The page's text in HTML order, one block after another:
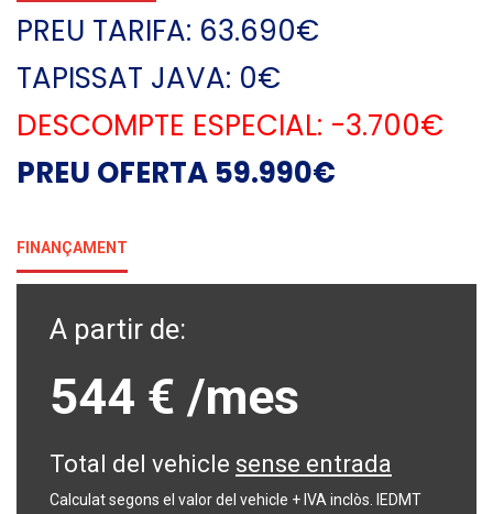
PREU TARIFA: 63.690€
TAPISSAT JAVA: 0€
DESCOMPTE ESPECIAL: -3.700€
PREU OFERTA 59.990€
FINANÇAMENT
A partir de:
544 € /mes
Total del vehicle sense entrada
Calculat segons el valor del vehicle + IVA inclòs. IEDMT